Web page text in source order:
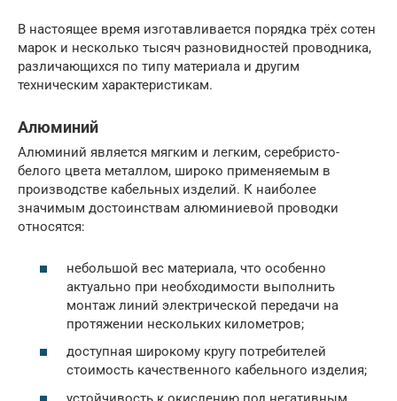
В настоящее время изготавливается порядка трёх сотен
марок и несколько тысяч разновидностей проводника,
различающихся по типу материала и другим
техническим характеристикам.
Алюминий
Алюминий является мягким и легким, серебристо-
белого цвета металлом, широко применяемым в
производстве кабельных изделий. К наиболее
значимым достоинствам алюминиевой проводки
относятся:
небольшой вес материала, что особенно
актуально при необходимости выполнить
монтаж линий электрической передачи на
протяжении нескольких километров;
доступная широкому кругу потребителей
стоимость качественного кабельного изделия;